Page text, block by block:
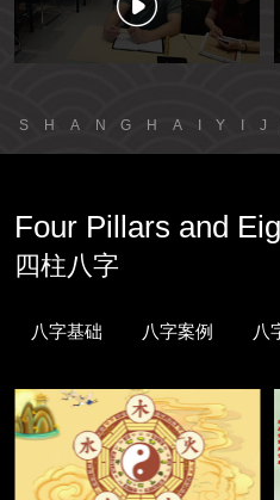
S H A N G H A I Y I J
Four Pillars and
四柱八字
八字基础 八字案例 八